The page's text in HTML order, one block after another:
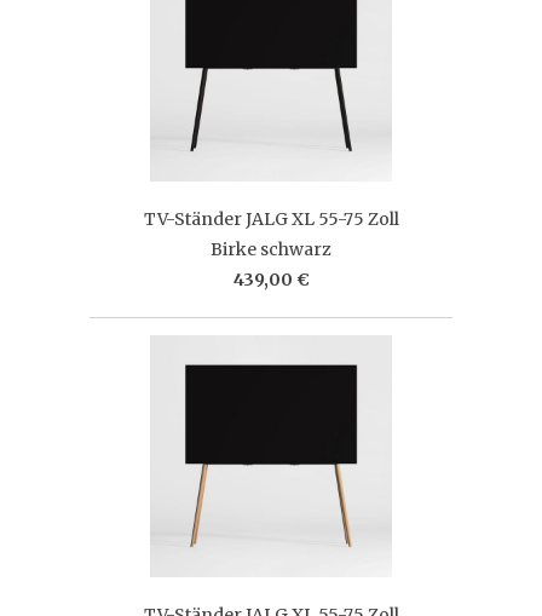
TV-Ständer JALG XL 55-75 Zoll
Birke schwarz
439,00 €